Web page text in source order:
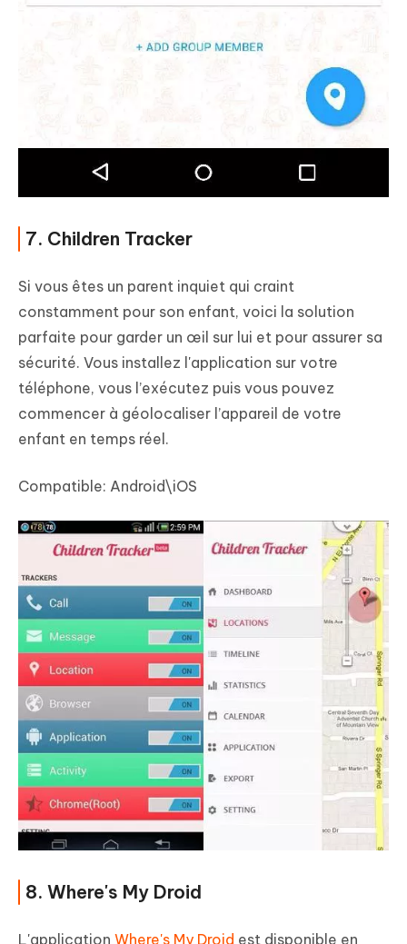
7. Children Tracker
Si vous êtes un parent inquiet qui craint
constamment pour son enfant, voici la solution
parfaite pour garder un œil sur lui et pour assurer sa
sécurité. Vous installez l'application sur votre
téléphone, vous l’exécutez puis vous pouvez
commencer à géolocaliser l’appareil de votre
enfant en temps réel.
Compatible: Android\iOS
8. Where's My Droid
L'application Where's My Droid est disponible en